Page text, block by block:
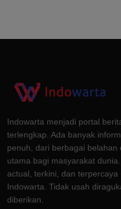
Indowarta menjadi portal
terlengkap. Ada banyak
penuh, dari berbagai
utama bagi masyarakat
actual, terkini, dan
Indowarta. Tidak usah
diberikan.